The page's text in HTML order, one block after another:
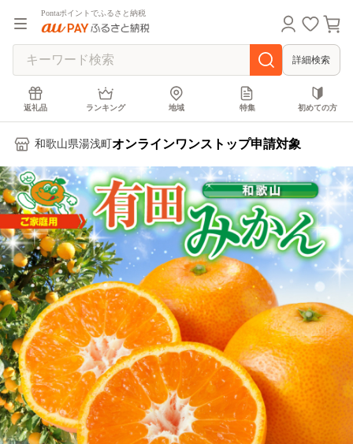
Pontaポイントでふるさと納税
詳細検索
返礼品 ランキング 地域 特集 初めての方
和歌山県湯浅町 オンラインワンストップ申請対象